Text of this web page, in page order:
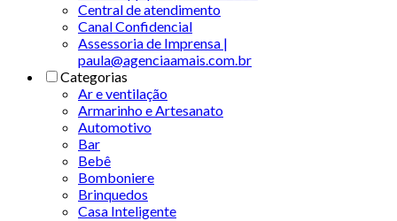
Central de atendimento
Canal Confidencial
Assessoria de Imprensa |
paula@agenciaamais.com.br
Categorias
Ar e ventilação
Armarinho e Artesanato
Automotivo
Bar
Bebê
Bomboniere
Brinquedos
Casa Inteligente